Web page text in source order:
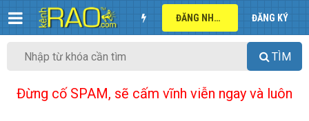
ĐĂNG NHẬP ĐĂNG KÝ
TÌM
Đừng cố SPAM, sẽ cấm vĩnh viễn ngay và luôn